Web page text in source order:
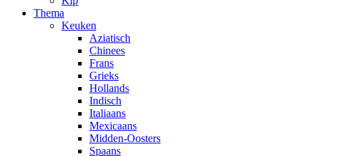
Thema
Keuken
Aziatisch
Chinees
Frans
Grieks
Hollands
Indisch
Italiaans
Mexicaans
Midden-Oosters
Spaans